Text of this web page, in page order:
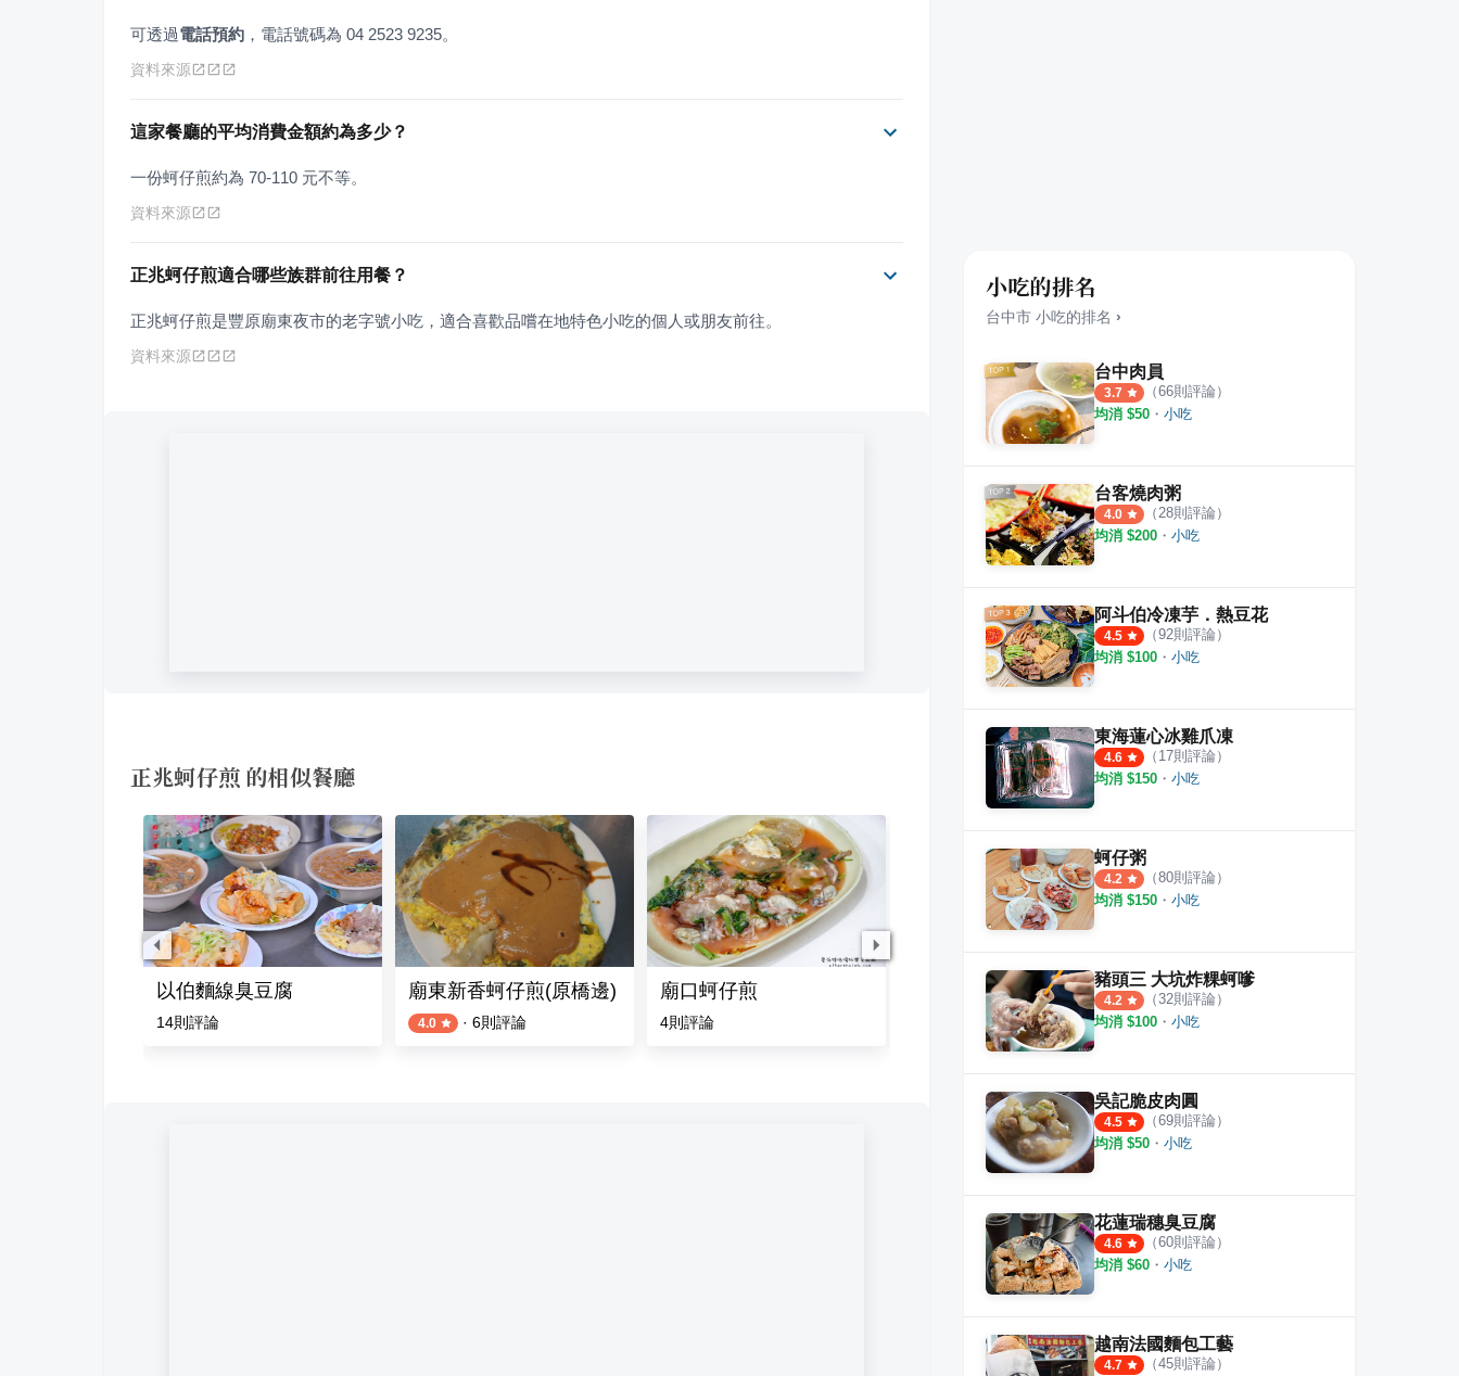
可透過電話預約 ，電話號碼為 04 2523 9235。
資料來源
這家餐廳的平均消費金額約為多少？
一份蚵仔煎約為 70-110 元不等。
資料來源
正兆蚵仔煎適合哪些族群前往用餐？
正兆蚵仔煎是豐原廟東夜市的老字號小吃，適合喜歡品嚐在地特色小吃的個人或朋友前往。
資料來源
正兆蚵仔煎 的相似餐廳
以伯麵線臭豆腐
14則評論
廟東新香蚵仔煎(原橋邊)
4.0 · 6則評論
廟口蚵仔煎
4則評論
中華 臭豆腐 蚵仔煎
則評論
哩賀家 脆皮蚵仔煎 赤肉羹 滷肉飯
4.1
小吃的排名
台中市 小吃的排名 ›
台中肉員
3.7 （66則評論）
均消 $50 ・ 小吃
台客燒肉粥
4.0 （28則評論）
均消 $200 ・ 小吃
阿斗伯冷凍芋．熱豆花
4.5 （92則評論）
均消 $100 ・ 小吃
東海蓮心冰雞爪凍
4.6 （ 17則評論）
均消 $150 ・ 小吃
蚵仔粥
4.2 （80則評論）
均消 $150 ・ 小吃
豬頭三 大坑炸粿蚵嗲
4.2 （32則評論）
均消 $100 ・ 小吃
吳記脆皮肉圓
4.5 （69則評論）
均消 $50 ・ 小吃
花蓮瑞穗臭豆腐
4.6 （60則評論）
均消 $60 ・ 小吃
越南法國麵包工藝
4.7 （45則評論）